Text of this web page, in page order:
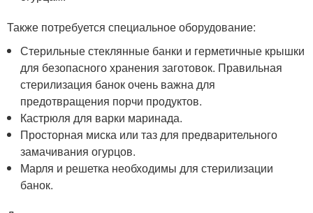
Также потребуется специальное оборудование:
Стерильные стеклянные банки и герметичные крышки
для безопасного хранения заготовок. Правильная
стерилизация банок очень важна для
предотвращения порчи продуктов.
Кастрюля для варки маринада.
Просторная миска или таз для предварительного
замачивания огурцов.
Марля и решетка необходимы для стерилизации
банок.